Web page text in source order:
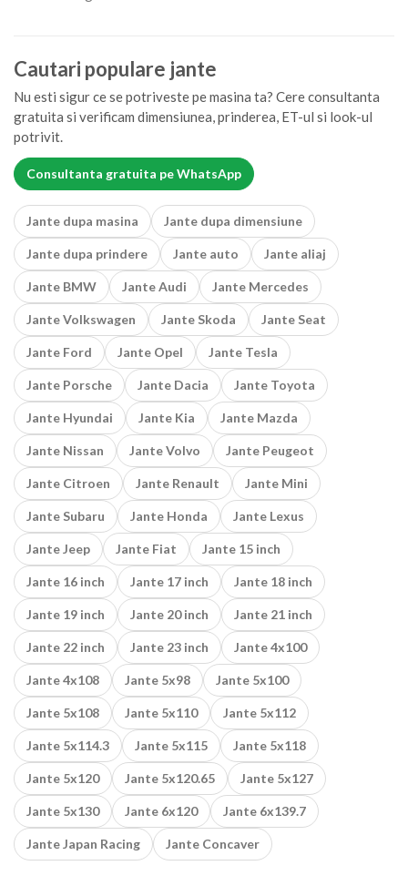
Cautari populare jante
Nu esti sigur ce se potriveste pe masina ta? Cere consultanta
gratuita si verificam dimensiunea, prinderea, ET-ul si look-ul
potrivit.
Consultanta gratuita pe WhatsApp
Jante dupa masina Jante dupa dimensiune
Jante dupa prindere Jante auto Jante aliaj
Jante BMW Jante Audi Jante Mercedes
Jante Volkswagen Jante Skoda Jante Seat
Jante Ford Jante Opel Jante Tesla
Jante Porsche Jante Dacia Jante Toyota
Jante Hyundai Jante Kia Jante Mazda
Jante Nissan Jante Volvo Jante Peugeot
Jante Citroen Jante Renault Jante Mini
Jante Subaru Jante Honda Jante Lexus
Jante Jeep Jante Fiat Jante 15 inch
Jante 16 inch Jante 17 inch Jante 18 inch
Jante 19 inch Jante 20 inch Jante 21 inch
Jante 22 inch Jante 23 inch Jante 4x100
Jante 4x108 Jante 5x98 Jante 5x100
Jante 5x108 Jante 5x110 Jante 5x112
Jante 5x114.3 Jante 5x115 Jante 5x118
Jante 5x120 Jante 5x120.65 Jante 5x127
Jante 5x130 Jante 6x120 Jante 6x139.7
Jante Japan Racing Jante Concaver